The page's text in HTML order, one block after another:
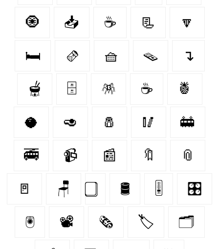
🧿 📥 ☕ 📃 🔽
🛏️ 🫔 🧺 🪤 ↴
🫕 🗄️ 🪅 ☕️ 🍍
🥥 🥑 🧂 🥢 🚋
🚎 📹 📰 🔖 📎
🚪 🪑 🛢️ 🎚️ 🎛️
🖲️ 📽️ 🗞️ 🏷️ 🗂️